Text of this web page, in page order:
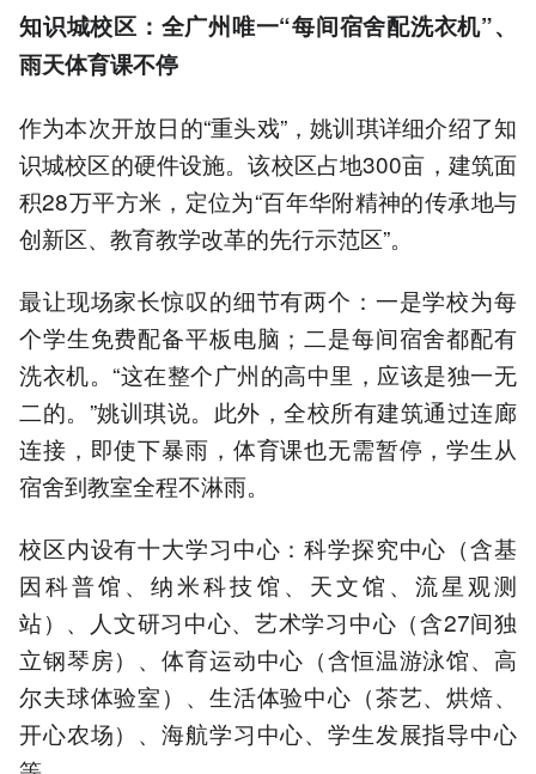
知识城校区：全广州唯一“每间宿舍配洗衣机”、
雨天体育课不停
作为本次开放日的“重头戏”，姚训琪详细介绍了知
识城校区的硬件设施。该校区占地300亩，建筑面
积28万平方米，定位为“百年华附精神的传承地与
创新区、教育教学改革的先行示范区”。
最让现场家长惊叹的细节有两个：一是学校为每
个学生免费配备平板电脑；二是每间宿舍都配有
洗衣机。“这在整个广州的高中里，应该是独一无
二的。”姚训琪说。此外，全校所有建筑通过连廊
连接，即使下暴雨，体育课也无需暂停，学生从
宿舍到教室全程不淋雨。
校区内设有十大学习中心：科学探究中心（含基
因科普馆、纳米科技馆、天文馆、流星观测
站）、人文研习中心、艺术学习中心（含27间独
立钢琴房）、体育运动中心（含恒温游泳馆、高
尔夫球体验室）、生活体验中心（茶艺、烘焙、
开心农场）、海航学习中心、学生发展指导中心